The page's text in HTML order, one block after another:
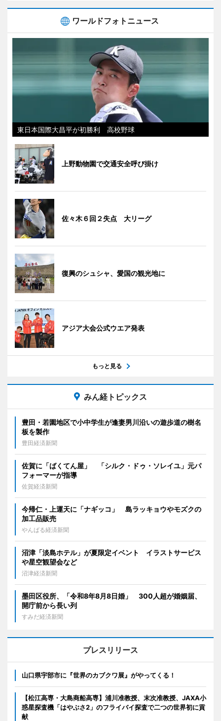
ワールドフォトニュース
東日本国際大昌平が初勝利 高校野球
上野動物園で交通安全呼び掛け
佐々木６回２失点 大リーグ
復興のシュシャ、愛国の観光地に
アジア大会公式ウエア発表
もっと見る
みん経トピックス
豊田・若園地区で小中学生が逢妻男川沿いの遊歩道の樹名
板を製作
豊田経済新聞
佐賀に「ばくてん屋」 「シルク・ドゥ・ソレイユ」元パ
フォーマーが指導
佐賀経済新聞
今帰仁・上運天に「ナギッコ」 島ラッキョウやモズクの
加工品販売
やんばる経済新聞
沼津「淡島ホテル」が夏限定イベント イラストサービス
や星空観望会など
沼津経済新聞
墨田区役所、「令和8年8月8日婚」 300人超が婚姻届、
開庁前から長い列
すみだ経済新聞
プレスリリース
山口県宇部市に『世界のカブクワ展』がやってくる！
【松江高専・大島商船高専】浦川准教授、末次准教授、JAXA小
惑星探査機「はやぶさ2」のフライバイ探査で二つの世界初に貢
献